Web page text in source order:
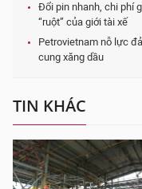
Đổi pin nhanh, chi phí
“ruột” của giới tài xế
Petrovietnam nỗ lực
cung xăng dầu
TIN KHÁC